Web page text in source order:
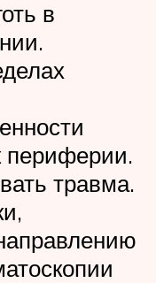
в
периферии.
травма.